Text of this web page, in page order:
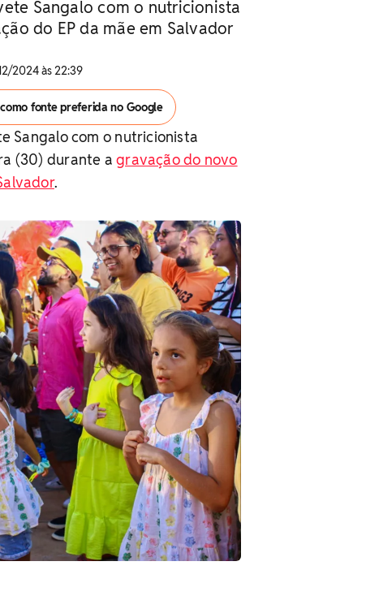
Sangalo com o nutricionista
do EP da mãe em Salvador
2024 às 22:39
fonte preferida no Google
Sangalo com o nutricionista
(30) durante agravação do novo
.